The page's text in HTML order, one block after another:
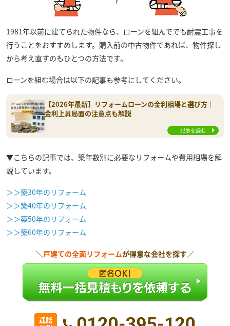
1981年以前に建てられた物件なら、ローンを組んででも耐震工事を
行うことをおすすめします。購入前の中古物件であれば、物件探し
から考え直すのもひとつの方法です。
ローンを組む場合は以下の記事も参考にしてください。
【2026年最新】リフォームローンの金利相場と選び方｜
金利上昇局面の注意点も解説
記事を読む
▼こちらの記事では、築年数別に必要なリフォームや費用相場を解
説しています。
＞＞築30年のリフォーム
＞＞築40年のリフォーム
＞＞築50年のリフォーム
＞＞築60年のリフォーム
＼戸建ての全面リフォームが得意な会社を探す／